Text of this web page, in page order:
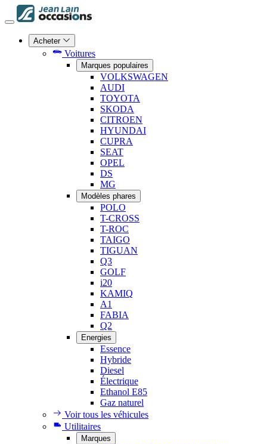
Acheter
Voitures
Marques populaires
VOLKSWAGEN
AUDI
TOYOTA
SKODA
CITROEN
HYUNDAI
CUPRA
SEAT
OPEL
DS
MG
Modèles phares
POLO
T-CROSS
T-ROC
TAIGO
TIGUAN
Q3
GOLF
i20
KAMIQ
A1
FABIA
Q2
Energies
Essence
Hybride
Diesel
Électrique
Ethanol E85
Gaz naturel
Voir tous les véhicules
Utilitaires
Marques